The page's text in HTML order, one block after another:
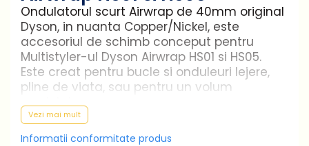
Cabluri
Retelistica
Sugestii cadou
Resigilate
Ondulatorul scurt Airwrap de 40mm original
Dyson, in nuanta Copper/Nickel, este
accesoriul de schimb conceput pentru
Multistyler-ul Dyson Airwrap HS01 si HS05.
Este creat pentru bucle si onduleuri lejere,
pline de viata, sau pentru un volum
modelat.
Caracteristici principale
Vezi mai mult
Informatii conformitate produs